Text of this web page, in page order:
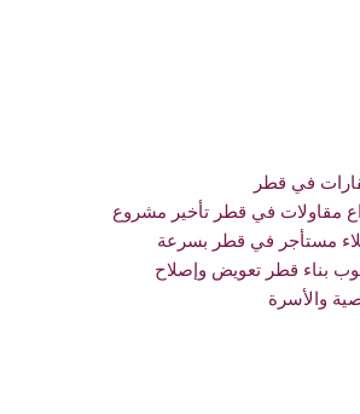
في قطر
مقاولات في قطر تأخير مشروع
مستأجر في قطر بسرعة
بناء قطر تعويض وإصلاح
والأسرة